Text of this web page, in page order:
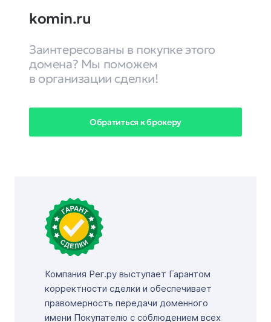
komin.ru
Заинтересованы в покупке этого
домена? Мы поможем
в организации сделки!
Обратиться к брокеру
Компания Рег.ру выступает Гарантом
корректности сделки и обеспечивает
правомерность передачи доменного
имени Покупателю с соблюдением всех